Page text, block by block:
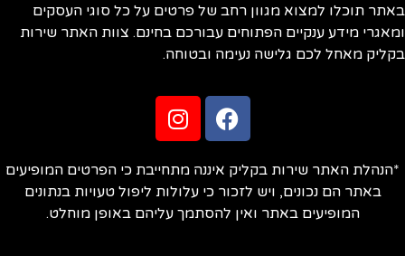
למצוא מגוון רחב של פרטים על כל סוגי העסקים
ענקיים הפתוחים עבורכם בחינם. צוות האתר שירות
לכם גלישה נעימה ובטוחה.
האתר שירות בקליק איננה מתחייבת כי הפרטים המופיעים
הם נכונים, ויש לזכור כי עלולות ליפול טעויות בנתונים
באתר ואין להסתמך עליהם באופן מוחלט.